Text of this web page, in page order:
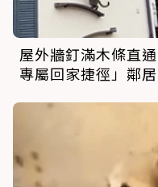
屋外牆釘滿木條直
專屬回家捷徑」鄰